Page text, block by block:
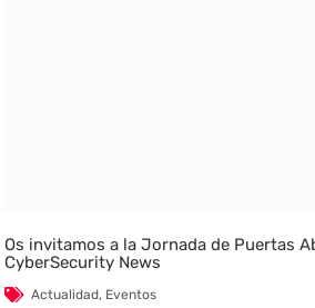
Os invitamos a la Jornada de Puertas
CyberSecurity News
Actualidad, Eventos